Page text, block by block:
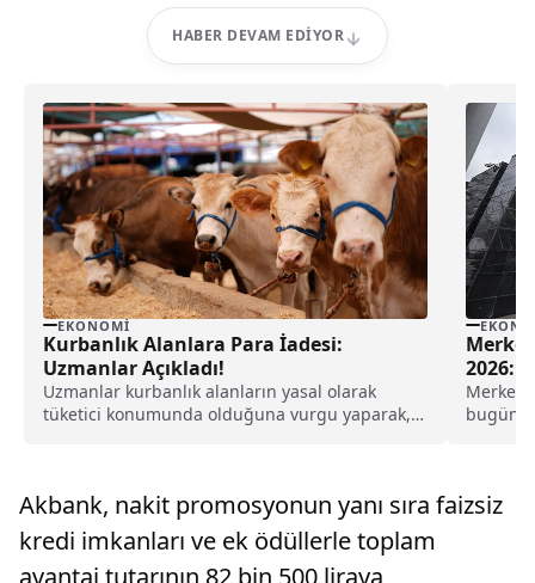
HABER DEVAM EDIYOR
EKONOMI
Kurbanlık Alanlara Para İadesi:
Uzmanlar Açıkladı!
Uzmanlar kurbanlık alanların yasal olarak
tüketici konumunda olduğuna vurgu yaparak,
2026:
Merkez
bugün
Akbank, nakit promosyonun yanı sıra faizsiz
kredi imkanları ve ek ödüllerle toplam
avantaj tutarının 82 bin 500 liraya